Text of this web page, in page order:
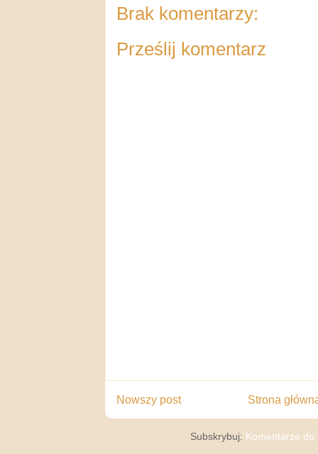
Brak komentarzy:
Prześlij komentarz
Nowszy post Strona
Subskrybuj: Komentarze do